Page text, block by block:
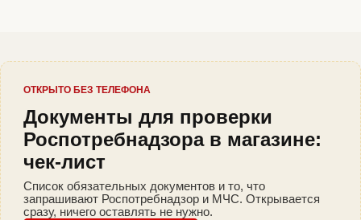
ОТКРЫТО БЕЗ ТЕЛЕФОНА
Документы для проверки
Роспотребнадзора в магазине:
чек-лист
Список обязательных документов и то, что
запрашивают Роспотребнадзор и МЧС. Открывается
сразу, ничего оставлять не нужно.